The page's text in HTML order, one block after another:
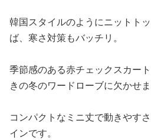
韓国スタイルのようにニットト
ば、寒さ対策もバッチリ。
季節感のある赤チェックスカー
きの冬のワードローブに欠かせま
コンパクトなミニ丈で動きやす
インです。